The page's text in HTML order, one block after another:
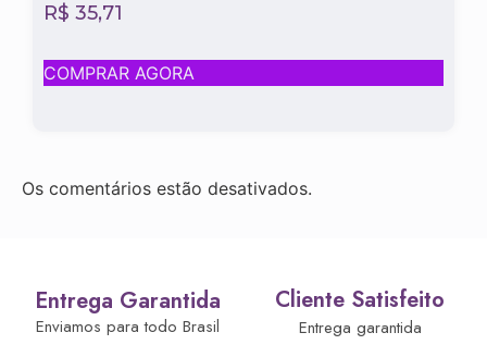
R$ 35,71
COMPRAR AGORA
Os comentários estão desativados.
Entrega Garantida
Enviamos para todo Brasil
Cliente Satisfeito
Entrega garantida